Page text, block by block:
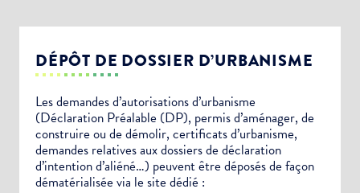
DÉPÔT DE DOSSIER D’URBANISME
Les demandes d’autorisations d’urbanisme
(Déclaration Préalable (DP), permis d’aménager, de
construire ou de démolir, certificats d’urbanisme,
demandes relatives aux dossiers de déclaration
d’intention d’aliéné…) peuvent être déposés de façon
dématérialisée via le site dédié :